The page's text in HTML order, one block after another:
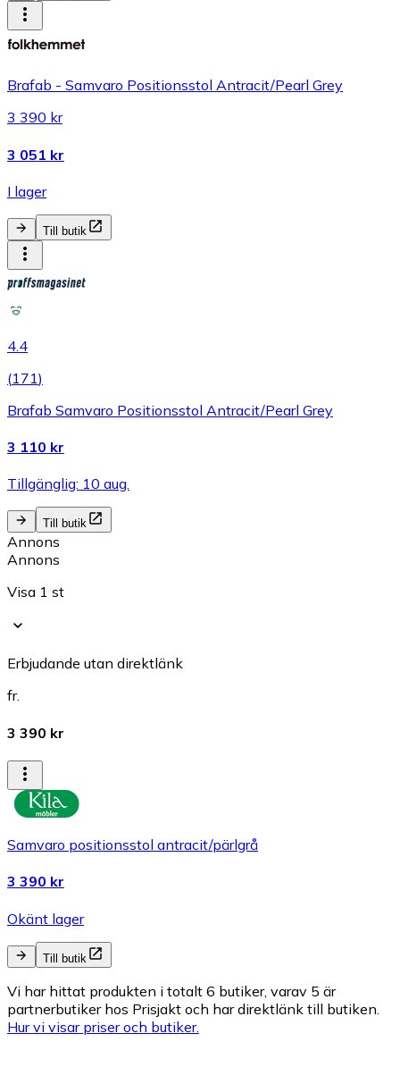
Brafab - Samvaro Positionsstol Antracit/Pearl Grey
3 390 kr
3 051 kr
I lager
Till butik
4.4
(171)
Brafab Samvaro Positionsstol Antracit/Pearl Grey
3 110 kr
Tillgänglig: 10 aug.
Till butik
Annons
Annons
Visa 1 st
Erbjudande utan direktlänk
fr.
3 390 kr
Samvaro positionsstol antracit/pärlgrå
3 390 kr
Okänt lager
Till butik
Vi har hittat produkten i totalt 6 butiker, varav 5 är
partnerbutiker hos Prisjakt och har direktlänk till butiken.
Hur vi visar priser och butiker.